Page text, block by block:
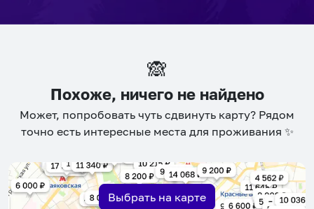
question
mark
key
get
the
keyboard
Press
question
mark
key
get
the
keyboard
🙈
Похоже, ничего не найдено
Может, попробовать чуть сдвинуть карту? Рядом
точно есть интересные места для проживания ✨
Выбрать на карте